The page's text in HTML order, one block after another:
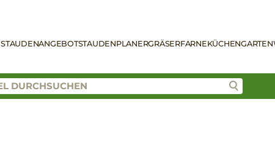
STAUDENANGEBOTSTAUDENPLANERGRÄSERFARNEKÜCHENGARTEN